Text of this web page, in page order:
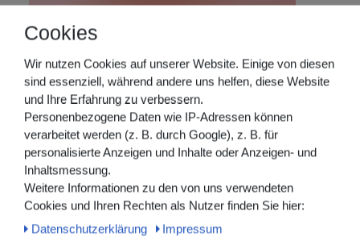
Cookies
Wir nutzen Cookies auf unserer Website. Einige von diesen
sind essenziell, während andere uns helfen, diese Website
und Ihre Erfahrung zu verbessern.
Personenbezogene Daten wie IP-Adressen können
verarbeitet werden (z. B. durch Google), z. B. für
personalisierte Anzeigen und Inhalte oder Anzeigen- und
Inhaltsmessung.
Weitere Informationen zu den von uns verwendeten
Cookies und Ihren Rechten als Nutzer finden Sie hier:
Daten­schutz­erklärung
Impressum